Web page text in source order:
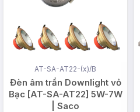
AT-SA-AT22-(x)/B
Đèn âm trần Downlight vỏ
Bạc [AT-SA-AT22] 5W-7W
| Saco